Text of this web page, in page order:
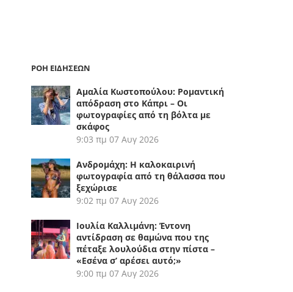
ΡΟΗ ΕΙΔΗΣΕΩΝ
Αμαλία Κωστοπούλου: Ρομαντική
απόδραση στο Κάπρι – Οι
φωτογραφίες από τη βόλτα με
σκάφος
9:03 πμ 07 Αυγ 2026
Ανδρομάχη: Η καλοκαιρινή
φωτογραφία από τη θάλασσα που
ξεχώρισε
9:02 πμ 07 Αυγ 2026
Ιουλία Καλλιμάνη: Έντονη
αντίδραση σε θαμώνα που της
πέταξε λουλούδια στην πίστα –
«Εσένα σ’ αρέσει αυτό;»
9:00 πμ 07 Αυγ 2026